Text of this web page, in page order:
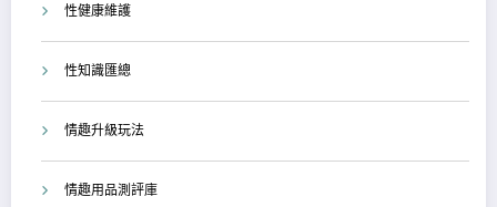
性健康維護
性知識匯總
情趣升級玩法
情趣用品測評庫